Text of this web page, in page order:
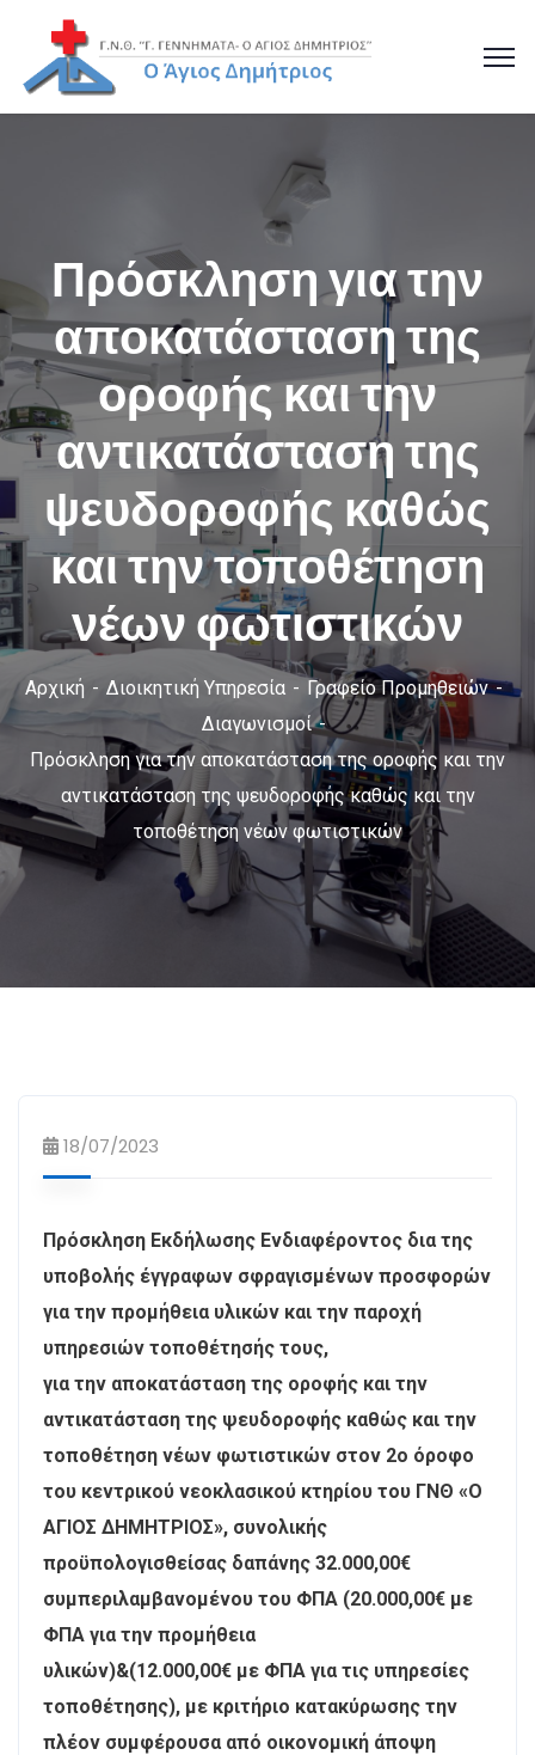
Πρόσκληση για την
αποκατάσταση της
οροφής και την
αντικατάσταση της
ψευδοροφής καθώς
και την τοποθέτηση
νέων φωτιστικών
Αρχική Διοικητική Υπηρεσία
Γραφείο Προμηθειών
Διαγωνισμοί
Πρόσκληση για την αποκατάσταση της οροφής και την
αντικατάσταση της ψευδοροφής καθώς και την
τοποθέτηση νέων φωτιστικών
18/07/2023
Πρόσκληση Εκδήλωσης Ενδιαφέροντος δια της
υποβολής έγγραφων σφραγισμένων προσφορών
για την προμήθεια υλικών και την παροχή
υπηρεσιών τοποθέτησής τους,
για την αποκατάσταση της οροφής και την
αντικατάσταση της ψευδοροφής καθώς και την
τοποθέτηση νέων φωτιστικών στον 2ο όροφο
του κεντρικού νεοκλασικού κτηρίου του ΓΝΘ «Ο
ΑΓΙΟΣ ΔΗΜΗΤΡΙΟΣ», συνολικής
προϋπολογισθείσας δαπάνης 32.000,00€
συμπεριλαμβανομένου του ΦΠΑ (20.000,00€ με
ΦΠΑ για την προμήθεια
υλικών)&(12.000,00€ με ΦΠΑ για τις υπηρεσίες
τοποθέτησης), με κριτήριο κατακύρωσης την
πλέον συμφέρουσα από οικονομική άποψη